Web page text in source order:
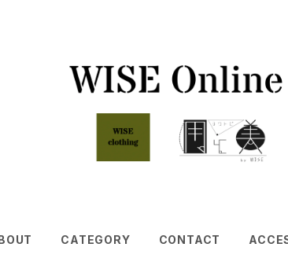
CATEGORY CONTACT